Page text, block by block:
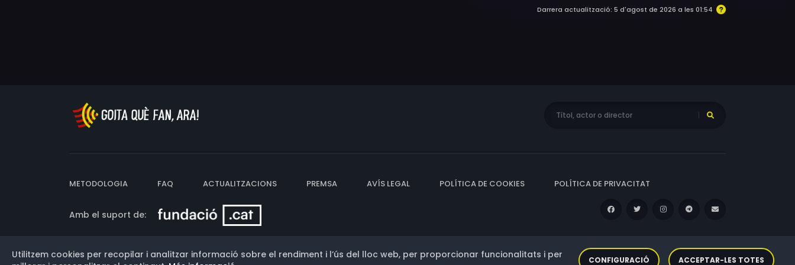
Darrera actualització: 5 d'agost de 2026 a les 01:54
METODOLOGIA FAQ ACTUALITZACIONS PREMSA AVÍS LEGAL POLÍTICA DE COOKIES POLÍTICA DE PRIVACITAT
Amb el suport de:
Versió: 3.13.0.202607011342
Utilitzem cookies per recopilar i analitzar informació sobre el rendiment i l’ús del lloc web, per proporcionar funcionalitats i per
CONFIGURACIÓ ACCEPTAR-LES TOTES